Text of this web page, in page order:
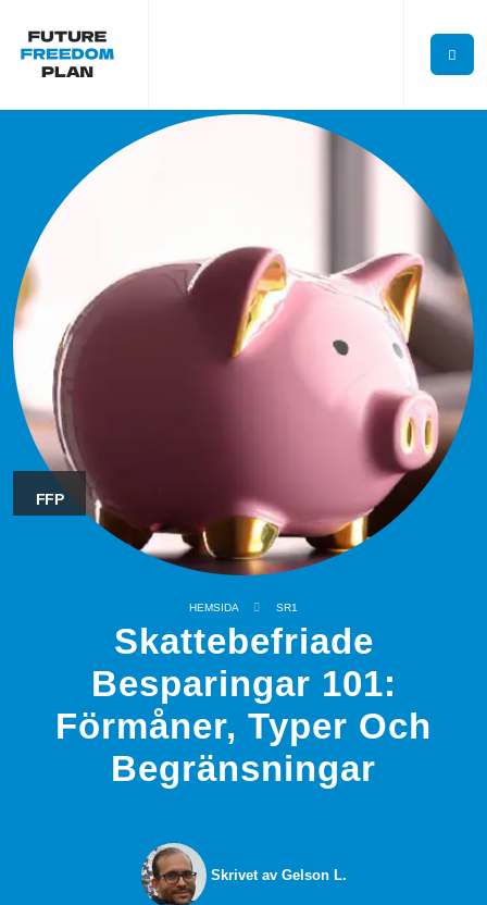
FFP
HEMSIDA SR1
Skattebefriade
Besparingar 101:
Förmåner, Typer Och
Begränsningar
Skrivet av Gelson L.